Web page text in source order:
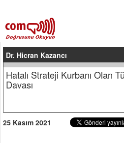
Dr. Hicran Kazancı
Hatalı Strateji Kurbanı Olan
Davası
25 Kasım 2021